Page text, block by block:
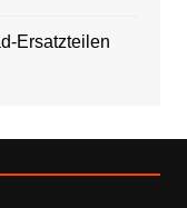
Ersatzteilen